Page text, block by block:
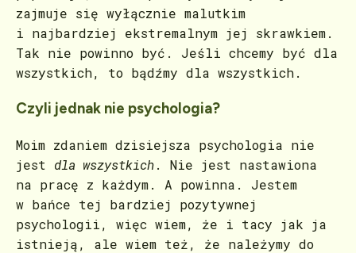
zajmuje się wyłącznie malutkim
i najbardziej ekstremalnym jej skrawkiem.
Tak nie powinno być. Jeśli chcemy być dla
wszystkich, to bądźmy dla wszystkich.
Czyli jednak nie psychologia?
Moim zdaniem dzisiejsza psychologia nie
jest dla wszystkich. Nie jest nastawiona
na pracę z każdym. A powinna. Jestem
w bańce tej bardziej pozytywnej
psychologii, więc wiem, że i tacy jak ja
istnieją, ale wiem też, że należymy do